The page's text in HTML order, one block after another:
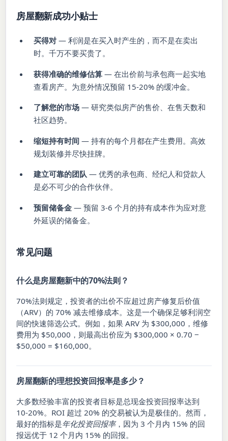
房屋翻新成功小贴士
买得对 — 利润是在买入时产生的，而不是在卖出
时。千万不要买贵了。
获得准确的维修估算 — 在出价前与承包商一起实地
查看房产。为意外情况预留 15-20% 的缓冲金。
了解您的市场 — 研究类似房产的售价、在售天数和
社区趋势。
缩短持有时间 — 持有的每个月都在产生费用。高效
规划装修并尽快挂牌。
建立可靠的团队 — 优秀的承包商、经纪人和贷款人
是必不可少的合作伙伴。
预留储备金 — 预留 3-6 个月的持有成本作为应对意
外延误的储备金。
常见问题
什么是房屋翻新中的70%法则？
70%法则规定，投资者的出价不应超过房产修复后价值
（ARV）的 70% 减去维修成本。这是一个确保足够利润空
间的快速筛选公式。例如，如果 ARV 为 $300,000，维修
费用为 $50,000，则最高出价应为 $300,000 × 0.70 −
$50,000 = $160,000。
房屋翻新的理想投资回报率是多少？
大多数经验丰富的投资者目标是总现金投资回报率达到
10-20%。ROI 超过 20% 的交易被认为是极佳的。然而，
最好的指标是年化投资回报率，因为 3 个月内 15% 的回
报远优于 12 个月内 15% 的回报。